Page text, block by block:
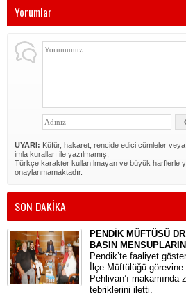
Yorumlar
UYARI: Küfür, hakaret, rencide edici cümleler veya
imla kuralları ile yazılmamış,
Türkçe karakter kullanılmayan ve büyük harflerle
onaylanmamaktadır.
SON DAKİKA
PENDİK MÜFTÜSÜ
BASIN
​Pendik’te faaliyet
İlçe Müftülüğü
Pehlivan’ı
tebriklerini iletti.